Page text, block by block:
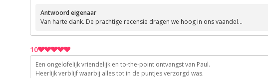
Het meer van Kourkas waar je gezellig kan waterfietsen en talloze
De waterval van Paraninfi met een rit naar het kustdorpje.
Wandelen in Agia Galini, een heel gezellig vissersdorpje met veel
kan eten. Of gewoon op een bankje zitten in het haventje, met zicht op de zee.
Ook de restaurants iets verder van Agia Galini (als tip doorgekregen van Paul) zijn
Antwoord eigenaar
Van harte dank. De prachtige recensie dragen we hoog in ons vaandel...
10
10
Een ongelofelijk vriendelijk en to-the-point ontvangst van Paul.
Heerlijk verblijf waarbij alles tot in de puntjes verzorgd was.